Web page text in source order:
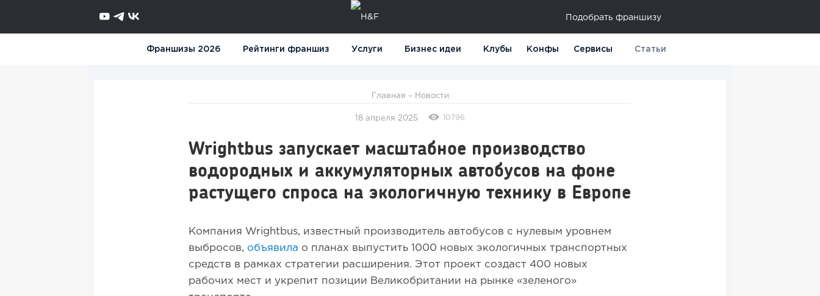
Подобрать франшизу
Франшизы 2026 Рейтинги франшиз Услуги Бизнес идеи Клубы Конфы Сервисы Статьи
Главная – Новости
18 апреля 2025 10796
Wrightbus запускает масштабное производство
водородных и аккумуляторных автобусов на фоне
растущего спроса на экологичную технику в Европе
Компания Wrightbus, известный производитель автобусов с нулевым уровнем
выбросов, объявила о планах выпустить 1000 новых экологичных транспортных
средств в рамках стратегии расширения. Этот проект создаст 400 новых
рабочих мест и укрепит позиции Великобритании на рынке «зеленого»